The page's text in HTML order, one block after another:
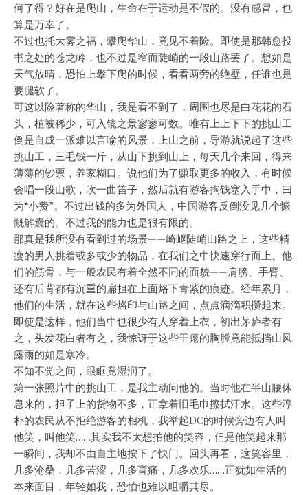
何了得？好在是爬山，生命在于运动是不假的。没有感冒，也
算是万幸了。
不过也托大雾之福，攀爬华山，竟见不着险。即使是那韩愈投
书之处的苍龙岭，也不过是窄而陡峭的一段山路罢了。想如是
天气放晴，恐怕上攀下爬的时候，看看两旁的绝壁，任谁也是
要腿软了。
可这以险著称的华山，我是看不到了，周围也尽是白花花的石
头，植被稀少，可入镜之景寥寥可数。唯有上上下下的挑山工
倒是自成一派难以言喻的风景，上山之前，导游就说起了这些
挑山工，三毛钱一斤，从山下挑到山上，每天几个来回，得来
薄薄的钞票，养家糊口。说他们为了赚取更多的收入，有时候
会唱一段山歌，吹一曲笛子，然后就有游客掏钱塞入手中，曰
为“小费”。不过出钱的多为外国人，中国游客反倒没见几个慷
慨解囊的。不过我的能力也是很有限的。
那真是我所没有看到过的场景——崎岖陡峭山路之上，这些精
瘦的男人挑着或多或少的物品，在我们之中快速穿行而上。他
们的筋骨，与一般农民有着全然不同的面貌——肩膀、手臂、
还有后背都有沉重的扁担在上面烙下青紫的痕迹。经年累月，
他们的生活，就在这些烙印与山路之间，点点滴滴积攒起来。
即使是这样，他们当中也很少有人穿着上衣，初出茅庐者有
之，头发花白者有之，我惊讶于这些干瘪的胸膛竟能抵挡山风
露雨的如是寒冷。
不知不觉之间，眼眶竟湿润了。
第一张照片中的挑山工，是我主动问他的。当时他在半山腰休
息来的，担子上的货物不多，正拿着旧毛巾擦拭汗水。这些淳
朴的农民从不拒绝游客的相机，我举起DC的时候旁边有人叫
他笑，叫他笑……其实我不太想拍他的笑容，但是他笑起来那
一瞬间，我却不由自主地按下了快门。回头再看，这笑容里，
几多沧桑，几多苦涩，几多盲痛，几多欢乐……正犹如生活的
本来面目，年轻如我，恐怕也难以咀嚼其尽。